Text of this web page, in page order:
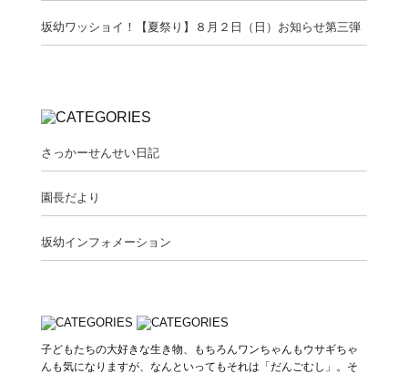
坂幼ワッショイ！【夏祭り】８月２日（日）お知らせ第三弾
さっかーせんせい日記
園長だより
坂幼インフォメーション
子どもたちの大好きな生き物、もちろんワンちゃんもウサギちゃ
んも気になりますが、なんといってもそれは「だんごむし」。そ